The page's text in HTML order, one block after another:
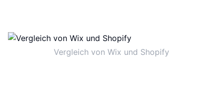
Vergleich von Wix und Shopify